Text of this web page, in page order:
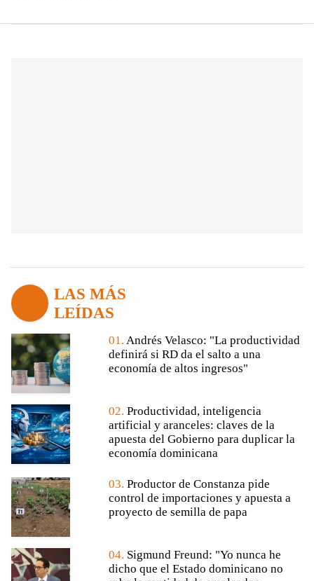
LAS MÁS
LEÍDAS
01. Andrés Velasco: "La productividad
definirá si RD da el salto a una
economía de altos ingresos"
02. Productividad, inteligencia
artificial y aranceles: claves de la
apuesta del Gobierno para duplicar la
economía dominicana
03. Productor de Constanza pide
control de importaciones y apuesta a
proyecto de semilla de papa
04. Sigmund Freund: "Yo nunca he
dicho que el Estado dominicano no